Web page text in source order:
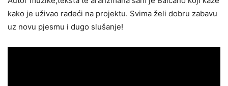
kako je uživao radeći na projektu. Svima želi dobru zabavu
uz novu pjesmu i dugo slušanje!